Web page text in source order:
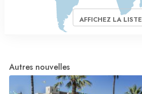
AFFICHEZ LA LISTE
Autres nouvelles